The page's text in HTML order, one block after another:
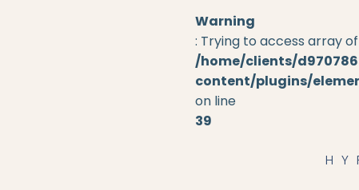
COURS D’AUTO
HYPNOSE EN
HYPNOTHERAPIE
Warning
: Trying to access array
/home/clients/
content/plugins/
on line
39